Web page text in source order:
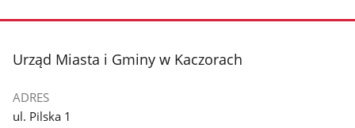
stopka
Urząd Miasta i Gminy w Kaczorach
ADRES
ul. Pilska 1